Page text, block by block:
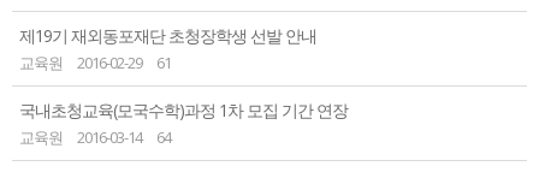
제19기 재외동포재단 초청장학생 선발 안내
교육원 2016-02-29 61
국내초청교육(모국수학)과정 1차 모집 기간 연장
교육원 2016-03-14 64